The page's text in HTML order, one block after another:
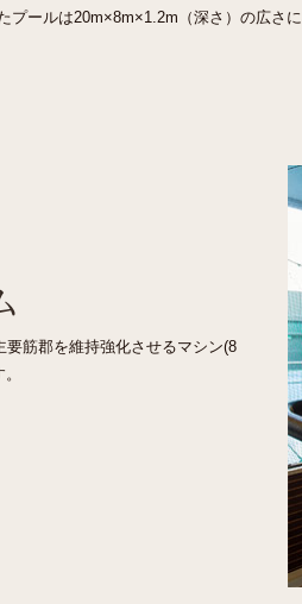
ールは20m×8m×1.2m（深さ）の広さに
筋郡を維持強化させるマシン(8